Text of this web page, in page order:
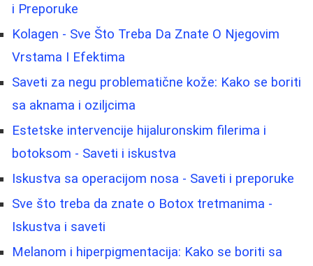
i Preporuke
Kolagen - Sve Što Treba Da Znate O Njegovim
Vrstama I Efektima
Saveti za negu problematične kože: Kako se boriti
sa aknama i oziljcima
Estetske intervencije hijaluronskim filerima i
botoksom - Saveti i iskustva
Iskustva sa operacijom nosa - Saveti i preporuke
Sve što treba da znate o Botox tretmanima -
Iskustva i saveti
Melanom i hiperpigmentacija: Kako se boriti sa